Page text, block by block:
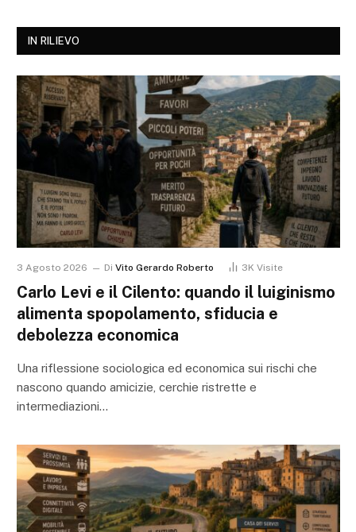
IN RILIEVO
3 Agosto 2026 Di Vito Gerardo Roberto 3K Visite
Carlo Levi e il Cilento: quando il luiginismo
alimenta spopolamento, sfiducia e
debolezza economica
Una riflessione sociologica ed economica sui rischi che
nascono quando amicizie, cerchie ristrette e
intermediazioni…